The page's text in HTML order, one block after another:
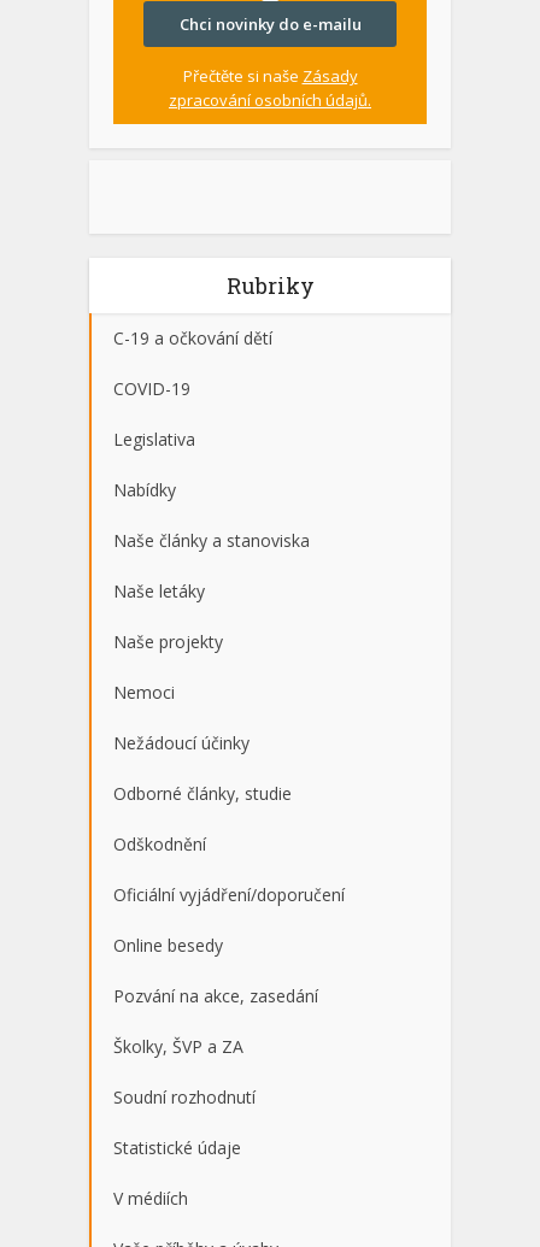
Chci novinky do e-mailu
Přečtěte si naše Zásady
zpracování osobních údajů.
Rubriky
C-19 a očkování dětí
COVID-19
Legislativa
Nabídky
Naše články a stanoviska
Naše letáky
Naše projekty
Nemoci
Nežádoucí účinky
Odborné články, studie
Odškodnění
Oficiální vyjádření/doporučení
Online besedy
Pozvání na akce, zasedání
Školky, ŠVP a ZA
Soudní rozhodnutí
Statistické údaje
V médiích